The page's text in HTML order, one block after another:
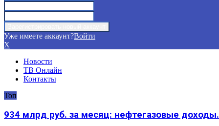
Уже имеете аккаунт?Войти
X
Новости
ТВ Онлайн
Контакты
Топ
934 млрд руб. за месяц: нефтегазовые